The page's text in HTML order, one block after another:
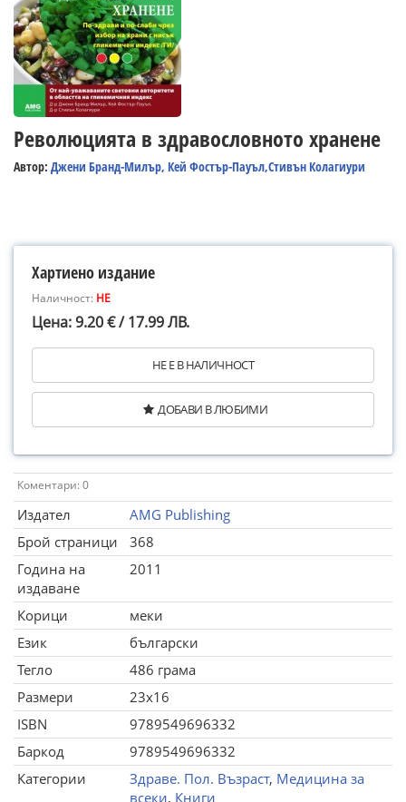
Революцията в здравословното хранене
Автор: Джени Бранд-Милър, Кей Фостър-Пауъл,Стивън Колагиури
Хартиено издание
Наличност: НЕ
Цена: 9.20 € / 17.99 ЛВ.
НЕ Е В НАЛИЧНОСТ
ДОБАВИ В ЛЮБИМИ
Коментари: 0
Издател
AMG Publishing
Брой страници
368
Година на
издаване
2011
Корици
меки
Език
български
Тегло
486 грама
Размери
23x16
ISBN
9789549696332
Баркод
9789549696332
Категории
Здраве. Пол. Възраст, Медицина за
всеки, Книги